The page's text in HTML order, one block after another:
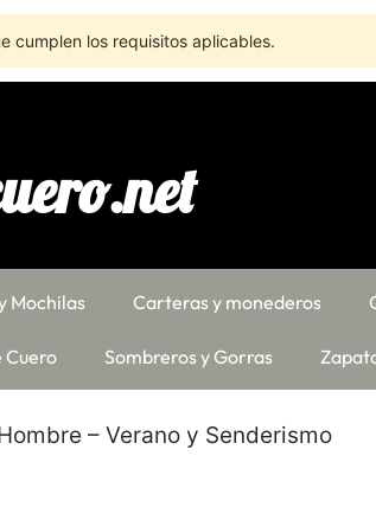
cumplen los requisitos aplicables.
Mochilas Carteras y monederos
Cuero Sombreros y Gorras
– Verano y Senderismo